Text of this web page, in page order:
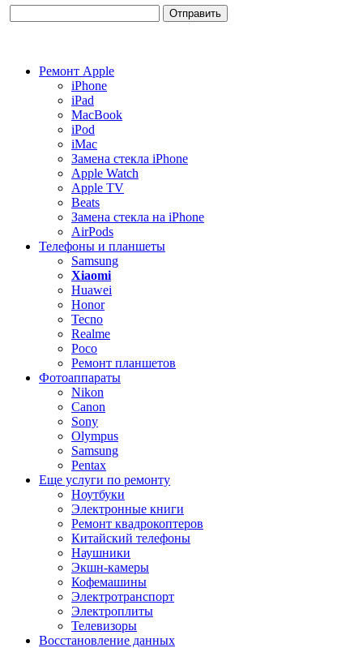
Ремонт Apple
iPhone
iPad
MacBook
iPod
iMac
Замена стекла iPhone
Apple Watch
Apple TV
Beats
Замена стекла на iPhone
AirPods
Телефоны и планшеты
Samsung
Xiaomi
Huawei
Honor
Tecno
Realme
Poco
Ремонт планшетов
Фотоаппараты
Nikon
Canon
Sony
Olympus
Samsung
Pentax
Еще услуги по ремонту
Ноутбуки
Электронные книги
Ремонт квадрокоптеров
Китайский телефоны
Наушники
Экшн-камеры
Кофемашины
Электротранспорт
Электроплиты
Телевизоры
Восстановление данных